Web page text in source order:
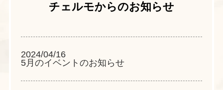
チェルモからのお知らせ
2024/04/16
5月のイベントのお知らせ